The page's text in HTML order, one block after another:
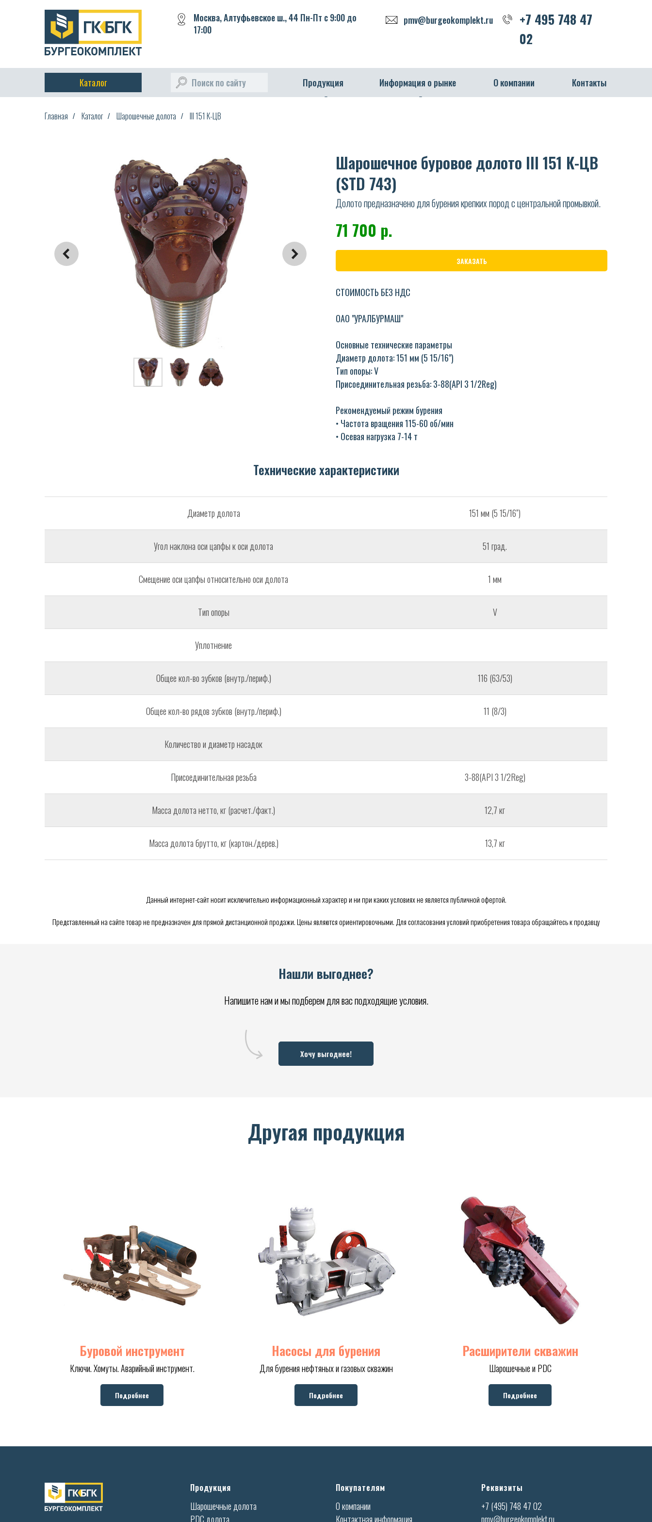
Каталог Продукция О компании Контакты
pmv@burgeokomplekt.ru
Москва, Алтуфьевское ш., 44 Пн-Пт с 9:00 до
17:00
+7 495 748 47
02
Поиск по сайту Информация о рынке
+7 495 748 47 02
Главная / Каталог / Шарошечные долота / III 151 К-ЦВ
Шарошечное буровое долото III 151 К-ЦВ
(STD 743)
Долото предназначено для бурения крепких пород с центральной промывкой.
71 700 р.
ЗАКАЗАТЬ
СТОИМОСТЬ БЕЗ НДС
ОАО "УРАЛБУРМАШ"
Основные технические параметры
Диаметр долота: 151 мм (5 15/16")
Тип опоры: V
Присоединительная резьба: З-88(API 3 1/2Reg)
Рекомендуемый режим бурения
• Частота вращения 115-60 об/мин
• Осевая нагрузка 7-14 т
Технические характеристики
Диаметр долота 151 мм (5 15/16”)
Угол наклона оси цапфы к оси долота 51 град.
Смещение оси цапфы относительно оси долота 1 мм
Тип опоры V
Уплотнение
Общее кол-во зубков (внутр./периф.) 116 (63/53)
Общее кол-во рядов зубков (внутр./периф.) 11 (8/3)
Количество и диаметр насадок
Присоединительная резьба З-88(API 3 1/2Reg)
Масса долота нетто, кг (расчет./факт.) 12,7 кг
Масса долота брутто, кг (картон./дерев.) 13,7 кг
Данный интернет-сайт носит исключительно информационный характер и ни при каких условиях не является публичной офертой.
Представленный на сайте товар не предназначен для прямой дистанционной продажи. Цены являются ориентировочными. Для согласования условий приобретения товара обращайтесь к продавцу
Нашли выгоднее?
Напишите нам и мы подберем для вас подходящие условия.
Хочу выгоднее!
Другая продукция
Буровой инструмент
Ключи. Хомуты. Аварийный инструмент.
Подробнее
Насосы для бурения
Для бурения нефтяных и газовых скважин
Подробнее
Расширители скважин
Шарошечные и PDC
Подробнее
Продукция
Шарошечные долота
PDC долота
Покупателям
О компании
Контактная информация
Реквизиты
+7 (495) 748 47 02
pmv@burgeokomplekt.ru